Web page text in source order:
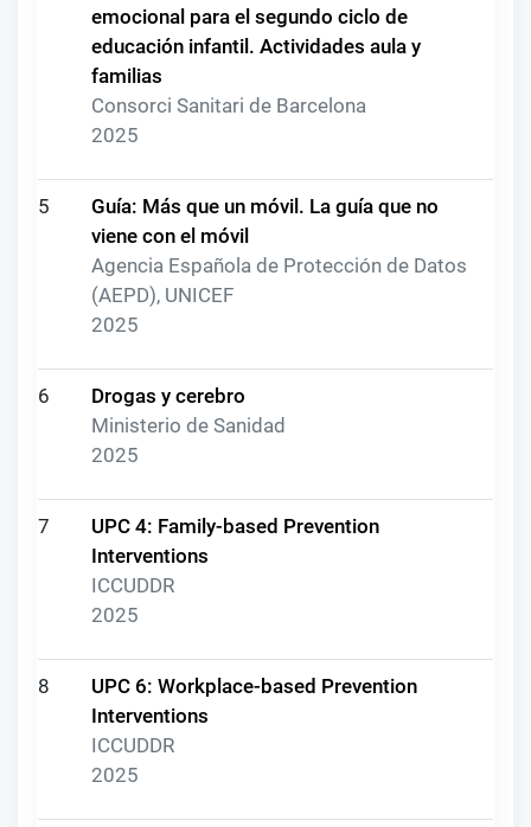
emocional para el segundo ciclo de
educación infantil. Actividades aula y
familias
Consorci Sanitari de Barcelona
2025
5
Guía: Más que un móvil. La guía que no
viene con el móvil
Agencia Española de Protección de Datos
(AEPD), UNICEF
2025
6
Drogas y cerebro
Ministerio de Sanidad
2025
7
UPC 4: Family-based Prevention
Interventions
ICCUDDR
2025
8
UPC 6: Workplace-based Prevention
Interventions
ICCUDDR
2025